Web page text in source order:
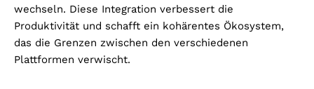
wechseln. Diese Integration verbessert die
Produktivität und schafft ein kohärentes Ökosystem,
das die Grenzen zwischen den verschiedenen
Plattformen verwischt.